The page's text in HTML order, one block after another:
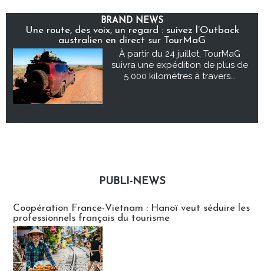
BRAND NEWS
Une route, des voix, un regard : suivez l’Outback
australien en direct sur TourMaG
À partir du 24 juillet, TourMaG
suivra une expédition de plus de
5 000 kilomètres à travers...
PUBLI-NEWS
Coopération France-Vietnam : Hanoï veut séduire les
professionnels français du tourisme